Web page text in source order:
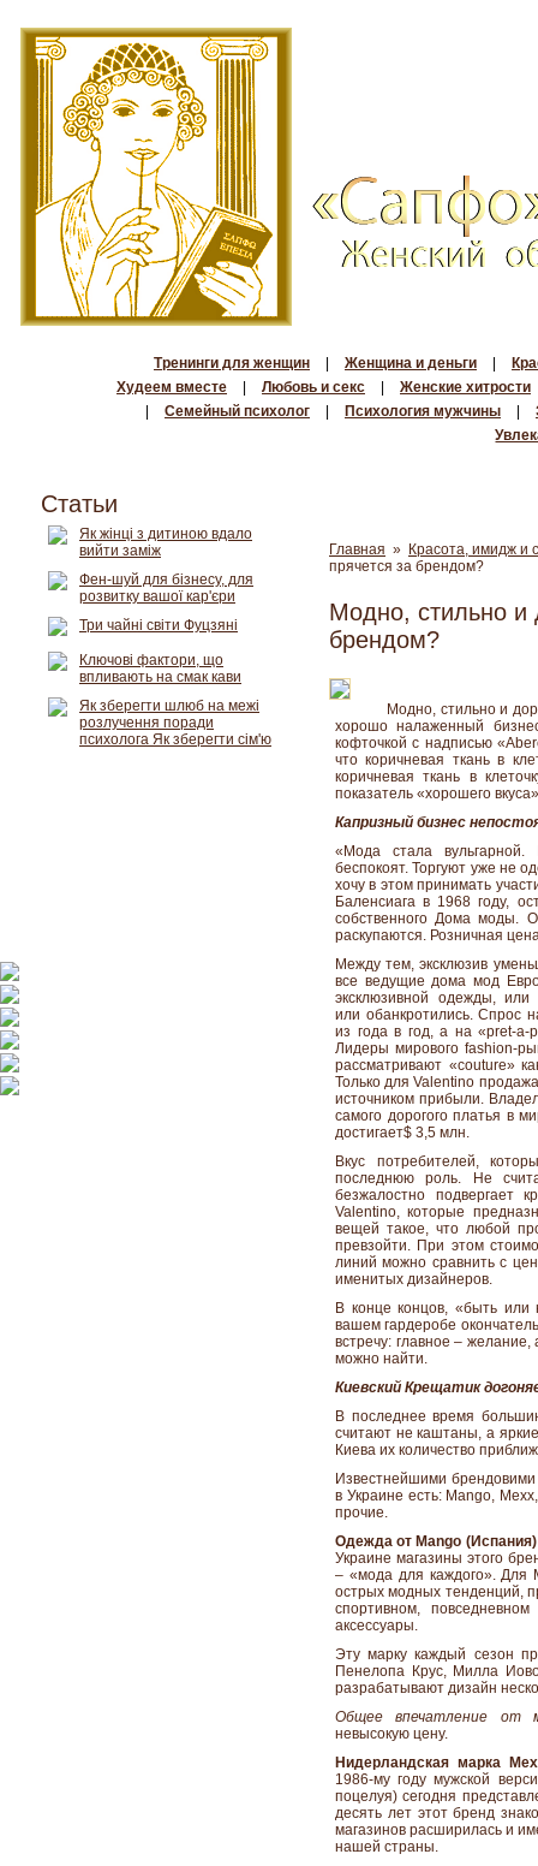
Тренинги для женщин Женщина и деньги
Худеем вместе
Любовь и секс
Женские хитрости
Семейный психолог Психология мужчины
Главная » Красота, имидж и
прячется за брендом?
Модно, стильно и
брендом?
Модно, стильно и
хорошо налаженный
кофточкой с надписью
что коричневая ткань в
коричневая ткань в
показатель «хорошего
Капризный бизнес
«Мода стала вульгарной.
беспокоят. Торгуют уже не
хочу в этом принимать
Баленсиага в 1968 году,
собственного Дома моды.
раскупаются. Розничная
Между тем, эксклюзив
все ведущие дома мод
эксклюзивной одежды, или
или обанкротились. Спрос
из года в год, а на «prеt-a-
Лидеры мирового fashion-
рассматривают «couture»
Только для Valentino
источником прибыли.
самого дорогого платья в
достигает$ 3,5 млн.
Вкус потребителей,
последнюю роль. Не
безжалостно подвергает
Valentino, которые
вещей такое, что любой
превзойти. При этом
линий можно сравнить с
именитых дизайнеров.
В конце концов, «быть
вашем гардеробе
встречу: главное –
можно найти.
Киевский Крещатик
В последнее время
считают не каштаны, а
Киева их количество
Известнейшими
в Украине есть: Mango,
прочие.
Одежда от Mango (Испания)
Украине магазины этого
– «мода для каждого». Для
острых модных тенденций,
спортивном,
аксессуары.
Эту марку каждый сезон
Пенелопа Крус, Милла
разрабатывают дизайн
Общее впечатление от
невысокую цену.
Нидерландская марка
1986-му году мужской
поцелуя) сегодня
десять лет этот бренд
магазинов расширилась и
нашей страны.
Статьи
Як жінці з дитиною вдало
вийти заміж
Фен-шуй для бізнесу, для
розвитку вашої кар'єри
Три чайні світи Фуцзяні
Ключові фактори, що
впливають на смак кави
Як зберегти шлюб на межі
розлучення поради
психолога Як зберегти сім'ю